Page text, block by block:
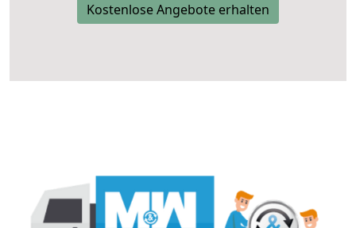
Kostenlose Angebote erhalten